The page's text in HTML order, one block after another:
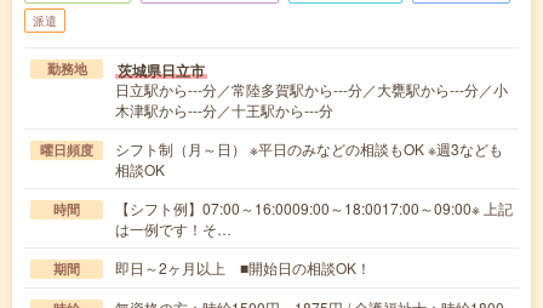
派遣
勤務地 茨城県日立市
日立駅から---分／常陸多賀駅から---分／大甕駅から---分／小
木津駅から---分／十王駅から---分
曜日頻度
シフト制（月～日） ※平日のみなどの相談もOK ※週3なども
相談OK
時間
【シフト例】07:00～16:0009:00～18:0017:00～09:00※ 上記
は一例です！そ…
期間 即日～2ヶ月以上 ■開始日の相談OK！